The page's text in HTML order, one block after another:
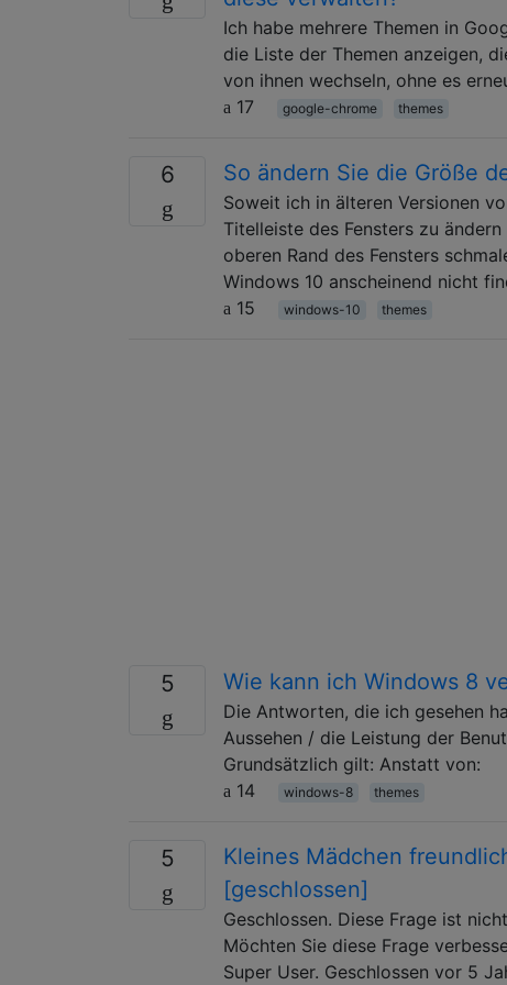
Ich habe mehrere Themen in
die Liste der Themen anzeigen,
von ihnen wechseln, ohne es
17
google-chrome themes
6 So ändern Sie die Größe
Soweit ich in älteren Versionen
Titelleiste des Fensters zu
oberen Rand des Fensters
Windows 10 anscheinend nicht
15
windows-10 themes
5 Wie kann ich Windows 8
Die Antworten, die ich gesehen
Aussehen / die Leistung der
Grundsätzlich gilt: Anstatt von:
14
windows-8 themes
5
Kleines Mädchen
[geschlossen]
Geschlossen. Diese Frage ist
Möchten Sie diese Frage
Super User. Geschlossen vor 5